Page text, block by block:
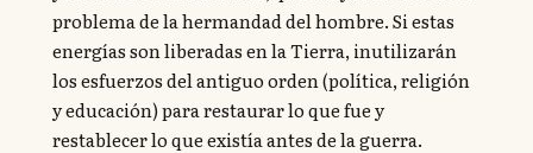
problema de la hermandad del hombre. Si estas
energías son liberadas en la Tierra, inutilizarán
los esfuerzos del antiguo orden (política, religión
y educación) para restaurar lo que fue y
restablecer lo que existía antes de la guerra.